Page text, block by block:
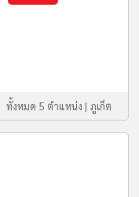
ทั้งหมด 5 ตำแหน่ง | ภูเก็ต